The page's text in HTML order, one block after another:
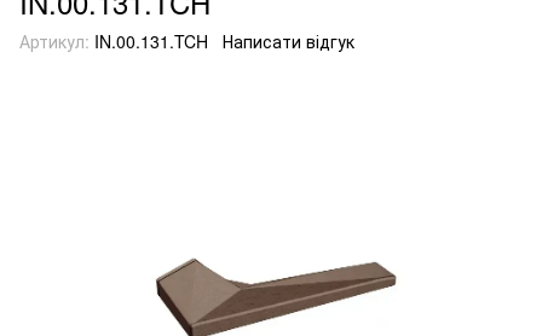
Артикул: IN.00.131.TCH Написати відгук